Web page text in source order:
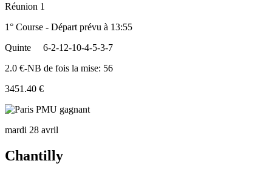
Réunion 1
1° Course - Départ prévu à 13:55
Quinte
6-2-12-10-4-5-3-7
2.0 €-NB de fois la mise: 56
3451.40 €
mardi 28 avril
Chantilly